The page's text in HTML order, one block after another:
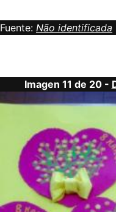
Fuente: Não identificada
Imagen 11 de 20 -